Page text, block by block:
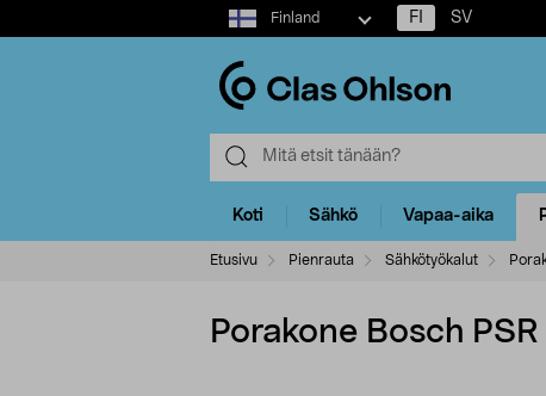
Select
market
Finland FI SV
Koti Sähkö Vapaa-aika
Etusivu Pienrauta Sähkötyökalut
Porakone Bosch